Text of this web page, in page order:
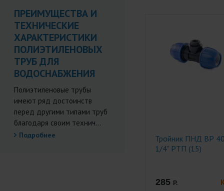
ПРЕИМУЩЕСТВА И
ТЕХНИЧЕСКИЕ
ХАРАКТЕРИСТИКИ
ПОЛИЭТИЛЕНОВЫХ
ТРУБ ДЛЯ
ВОДОСНАБЖЕНИЯ
Полиэтиленовые трубы
имеют ряд достоинств
перед другими типами труб
благодаря своим технич...
Подробнее
Тройник ПНД ВР
1/4" РТП (15)
285 Р.